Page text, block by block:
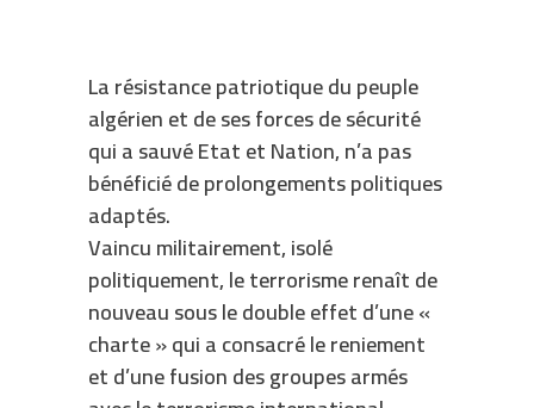
La résistance patriotique du peuple
algérien et de ses forces de sécurité
qui a sauvé Etat et Nation, n’a pas
bénéficié de prolongements politiques
adaptés.
Vaincu militairement, isolé
politiquement, le terrorisme renaît de
nouveau sous le double effet d’une «
charte » qui a consacré le reniement
et d’une fusion des groupes armés